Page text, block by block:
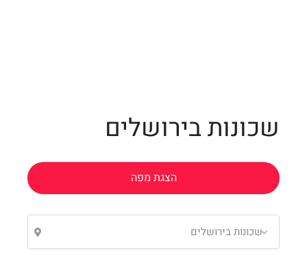
שכונות בירושלים
הצגת מפה
שכונות בירושלים